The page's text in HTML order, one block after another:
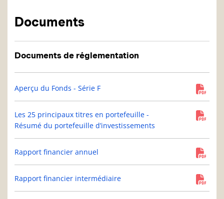
Documents
Documents de réglementation
Aperçu du Fonds - Série F
Les 25 principaux titres en portefeuille -
Résumé du portefeuille d’investissements
Rapport financier annuel
Rapport financier intermédiaire